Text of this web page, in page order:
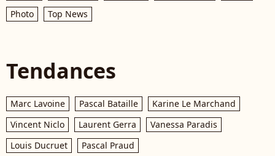
Photo
Top News
Tendances
Marc Lavoine Pascal Bataille
Karine Le Marchand
Vincent Niclo
Laurent Gerra
Vanessa Paradis
Louis Ducruet
Pascal Praud